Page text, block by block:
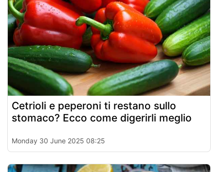
Cetrioli e peperoni ti restano sullo
stomaco? Ecco come digerirli meglio
Monday 30 June 2025 08:25